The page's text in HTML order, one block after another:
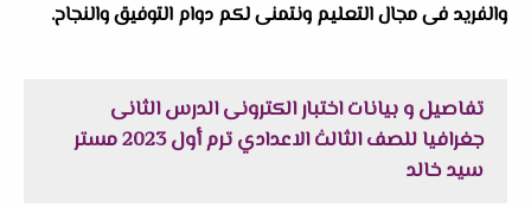
والفريد فى مجال التعليم ونتمنى لكم دوام التوفيق والنجاح.
تفاصيل و بيانات اختبار الكترونى الدرس الثانى
جغرافيا للصف الثالث الاعدادي ترم أول 2023 مستر
سيد خالد